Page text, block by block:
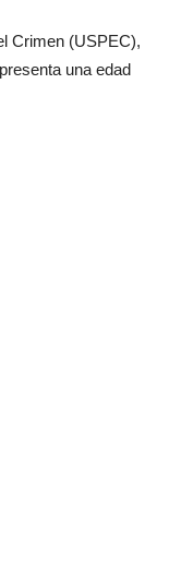
Crimen (USPEC),
una edad